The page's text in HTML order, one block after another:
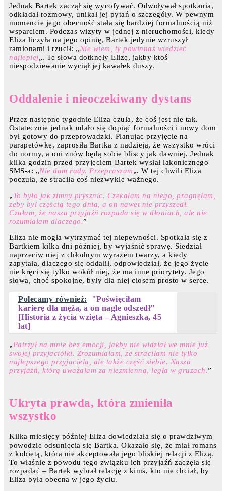
Jednak Bartek zaczął się wycofywać. Odwoływał spotkania,
odkładał rozmowy, unikał jej pytań o szczegóły. W pewnym
momencie jego obecność stała się bardziej formalnością niż
wsparciem. Podczas wizyty w jednej z nieruchomości, kiedy
Eliza liczyła na jego opinię, Bartek jedynie wzruszył
ramionami i rzucił: „Nie wiem, ty powinnaś wiedzieć
najlepiej„. Te słowa dotknęły Elizę, jakby ktoś
niespodziewanie wyciął jej kawałek duszy.
Oddalenie i nieoczekiwany dystans
Przez następne tygodnie Eliza czuła, że coś jest nie tak.
Ostatecznie jednak udało się dopiąć formalności i nowy dom
był gotowy do przeprowadzki. Planując przyjęcie na
parapetówkę, zaprosiła Bartka z nadzieją, że wszystko wróci
do normy, a oni znów będą sobie bliscy jak dawniej. Jednak
kilka godzin przed przyjęciem Bartek wysłał lakonicznego
SMS-a: „Nie dam rady. Przepraszam„. W tej chwili Eliza
poczuła, że straciła coś niezwykle ważnego.
„To było jak zimny prysznic. Czekałam na niego, pragnęłam,
żeby był częścią tego dnia, a on nawet nie przyszedł.
Czułam, że nasza przyjaźń rozpada się w dłoniach, ale nie
rozumiałam dlaczego.”
Eliza nie mogła wytrzymać tej niepewności. Spotkała się z
Bartkiem kilka dni później, by wyjaśnić sprawę. Siedział
naprzeciw niej z chłodnym wyrazem twarzy, a kiedy
zapytała, dlaczego się oddalił, odpowiedział, że jego życie
nie kręci się tylko wokół niej, że ma inne priorytety. Jego
słowa, choć spokojne, były dla niej ciosem prosto w serce.
Polecamy również:
"Poświęciłam
karierę dla męża, a on nagle odszedł"
[Historia z życia wzięta – Agnieszka, 45
lat]
„Patrzył na mnie bez emocji, jakby nie widział we mnie już
swojej przyjaciółki. Zrozumiałam, że straciłam nie tylko
najlepszego przyjaciela, ale także część siebie. Nasza
przyjaźń, którą uważałam za niezmienną, legła w gruzach.”
Ukryta prawda, która zmieniła
wszystko
Kilka miesięcy później Eliza dowiedziała się o prawdziwym
powodzie odsunięcia się Bartka. Okazało się, że miał romans
z kobietą, która nie akceptowała jego bliskiej relacji z Elizą.
To właśnie z powodu tego związku ich przyjaźń zaczęła się
rozpadać – Bartek wybrał relację z kimś, kto nie chciał, by
Eliza była obecna w jego życiu.